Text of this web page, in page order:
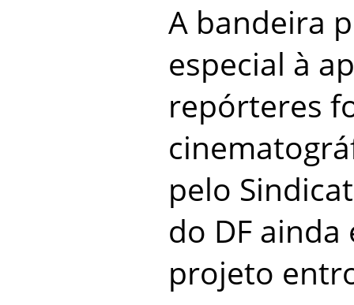
A bandeira
especial à
repórteres
pelo
do DF
projeto